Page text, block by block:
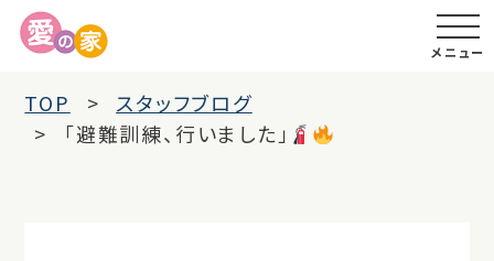
メニュー
TOP
スタッフブログ
「避難訓練、行いました」